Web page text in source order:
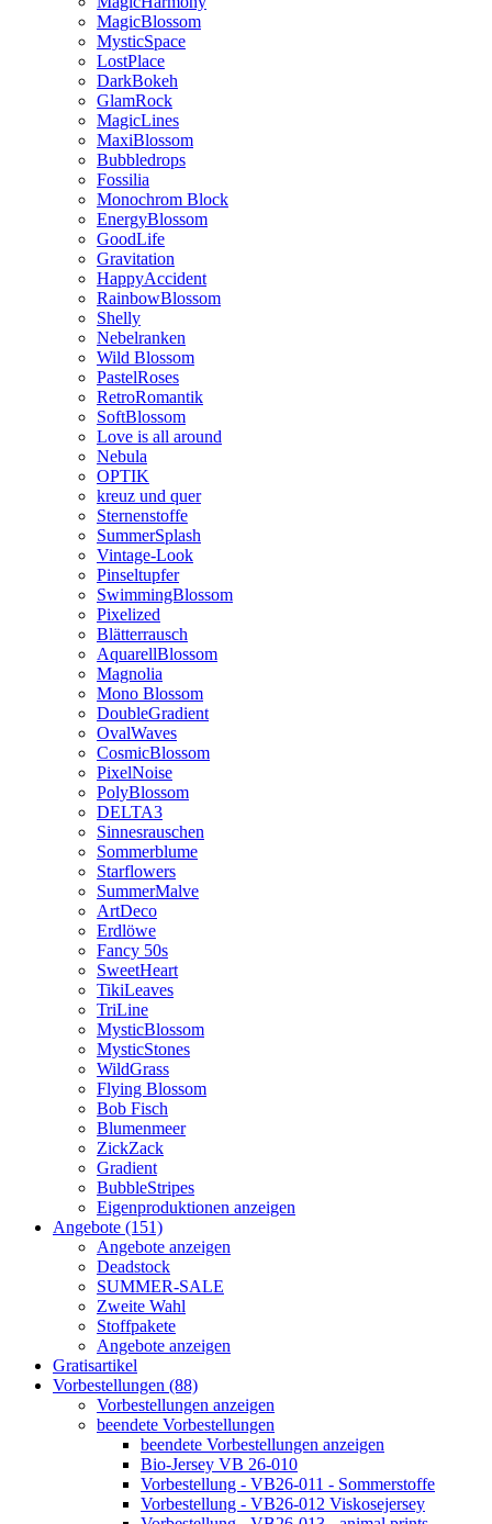
MagicBlossom
MysticSpace
LostPlace
DarkBokeh
GlamRock
MagicLines
MaxiBlossom
Bubbledrops
Fossilia
Monochrom Block
EnergyBlossom
GoodLife
Gravitation
HappyAccident
RainbowBlossom
Shelly
Nebelranken
Wild Blossom
PastelRoses
RetroRomantik
SoftBlossom
Love is all around
Nebula
OPTIK
kreuz und quer
Sternenstoffe
SummerSplash
Vintage-Look
Pinseltupfer
SwimmingBlossom
Pixelized
Blätterrausch
AquarellBlossom
Magnolia
Mono Blossom
DoubleGradient
OvalWaves
CosmicBlossom
PixelNoise
PolyBlossom
DELTA3
Sinnesrauschen
Sommerblume
Starflowers
SummerMalve
ArtDeco
Erdlöwe
Fancy 50s
SweetHeart
TikiLeaves
TriLine
MysticBlossom
MysticStones
WildGrass
Flying Blossom
Bob Fisch
Blumenmeer
ZickZack
Gradient
BubbleStripes
Eigenproduktionen anzeigen
Angebote (151)
Angebote anzeigen
Deadstock
SUMMER-SALE
Zweite Wahl
Stoffpakete
Angebote anzeigen
Gratisartikel
Vorbestellungen (88)
Vorbestellungen anzeigen
beendete Vorbestellungen
beendete Vorbestellungen anzeigen
Bio-Jersey VB 26-010
Vorbestellung - VB26-011 - Sommerstoffe
Vorbestellung - VB26-012 Viskosejersey